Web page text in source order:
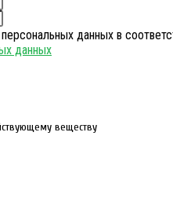
данных в
данных
веществу